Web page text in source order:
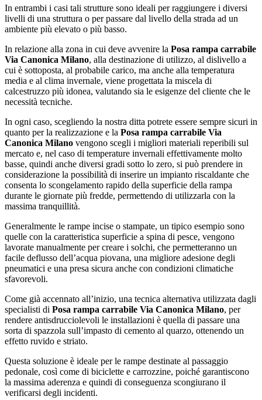
In entrambi i casi tali strutture sono ideali per raggiungere i diversi
livelli di una struttura o per passare dal livello della strada ad un
ambiente più elevato o più basso.
In relazione alla zona in cui deve avvenire la Posa rampa carrabile
Via Canonica Milano, alla destinazione di utilizzo, al dislivello a
cui è sottoposta, al probabile carico, ma anche alla temperatura
media e al clima invernale, viene progettata la miscela di
calcestruzzo più idonea, valutando sia le esigenze del cliente che le
necessità tecniche.
In ogni caso, scegliendo la nostra ditta potrete essere sempre sicuri in
quanto per la realizzazione e la Posa rampa carrabile Via
Canonica Milano vengono scegli i migliori materiali reperibili sul
mercato e, nel caso di temperature invernali effettivamente molto
basse, quindi anche diversi gradi sotto lo zero, si può prendere in
considerazione la possibilità di inserire un impianto riscaldante che
consenta lo scongelamento rapido della superficie della rampa
durante le giornate più fredde, permettendo di utilizzarla con la
massima tranquillità.
Generalmente le rampe incise o stampate, un tipico esempio sono
quelle con la caratteristica superficie a spina di pesce, vengono
lavorate manualmente per creare i solchi, che permetteranno un
facile deflusso dell’acqua piovana, una migliore adesione degli
pneumatici e una presa sicura anche con condizioni climatiche
sfavorevoli.
Come già accennato all’inizio, una tecnica alternativa utilizzata dagli
specialisti di Posa rampa carrabile Via Canonica Milano, per
rendere antisdrucciolevoli le installazioni è quella di passare una
sorta di spazzola sull’impasto di cemento al quarzo, ottenendo un
effetto ruvido e striato.
Questa soluzione è ideale per le rampe destinate al passaggio
pedonale, così come di biciclette e carrozzine, poiché garantiscono
la massima aderenza e quindi di conseguenza scongiurano il
verificarsi degli incidenti.